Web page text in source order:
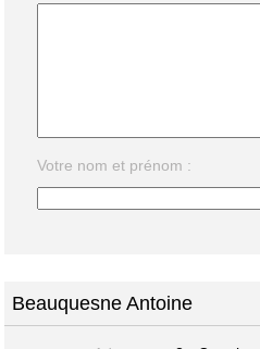
Votre nom et prénom :
Beauquesne Antoine